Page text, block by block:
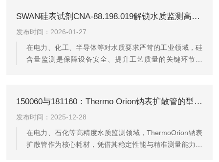
重保障SWAN硅表蠕动泵加药管CNA-80.198.012采用高纯
度硅胶与PharMed复合材料制造。硅胶材质赋予其优异的
化学稳定性，可耐受pH值0-14的恶劣环境，对强酸、强碱
及氧化性试剂（如次氯酸钠、硫酸）均无腐...
SWAN硅表试剂CNA-88.198.019解锁水质监测高精度的“密钥”
发布时间：2026-01-27
在电力、化工、半导体等对水质要求严苛的工业领域，硅
含量监测是保障设备安全、提升工艺质量的关键环节。
精准检测，数据可靠如磐SWAN硅表试剂CNA-88.198.019
采用先进的比色分析技术，与水样中的硅酸盐发生特异性
反应，生成稳定的有色化合物。通过精确测量该化合物在
特定波长下的吸光度，能够准确计算出水中硅的含量...
150060与181160：Thermo Orion钠表扩散管的型号解析与应用
发布时间：2025-12-28
在电力、石化等高精度水质监测领域，ThermoOrion钠表
扩散管作为核心耗材，凭借其稳定性能与精准测量能力，